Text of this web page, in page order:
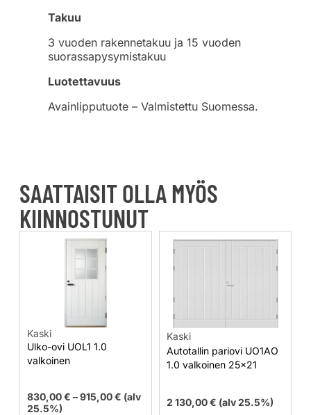
Takuu
3 vuoden rakennetakuu ja 15 vuoden
suorassapysymistakuu
Luotettavuus
Avainlipputuote – Valmistettu Suomessa.
SAATTAISIT OLLA MYÖS
KIINNOSTUNUT
Kaski
Ulko-ovi UOL1 1.0
valkoinen
830,00€ –915,00€ (alv
25.5%)
Kaski
Autotallin pariovi UO1AO
1.0 valkoinen 25×21
2 130,00€ (alv 25.5%)